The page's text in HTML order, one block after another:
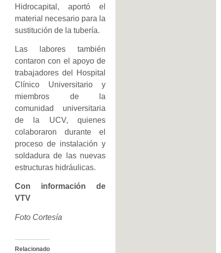
Hidrocapital, aportó el
material necesario para la
sustitución de la tubería.
Las labores también
contaron con el apoyo de
trabajadores del Hospital
Clínico Universitario y
miembros de la
comunidad universitaria
de la UCV, quienes
colaboraron durante el
proceso de instalación y
soldadura de las nuevas
estructuras hidráulicas.
Con información de
VTV
Foto Cortesía
Relacionado